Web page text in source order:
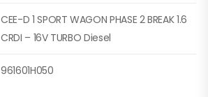
CEE-D 1 SPORT WAGON PHASE 2 BREAK 1.6
CRDI – 16V TURBO Diesel
961601H050